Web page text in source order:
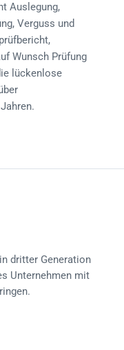
Auslegung,
Verguss und
Wunsch Prüfung
lückenlose
dritter Generation
Unternehmen mit